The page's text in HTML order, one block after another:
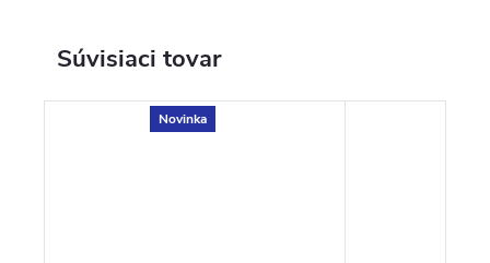
Súvisiaci tovar
Novinka